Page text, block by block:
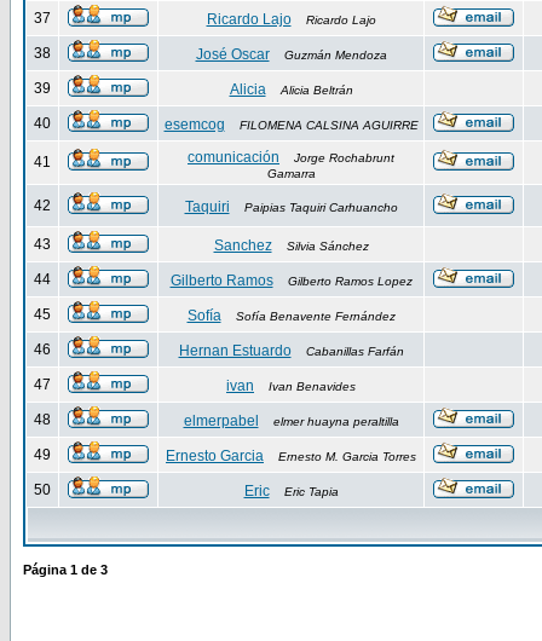
37 Ricardo Lajo Ricardo Lajo
38 José Oscar Guzmán Mendoza
39 Alicia Alicia Beltrán
40 esemcog FILOMENA CALSINA AGUIRRE
41 comunicación
Jorge Rochabrunt
Gamarra
42 Taquiri Paipias Taquiri Carhuancho
43 Sanchez Silvia Sánchez
44 Gilberto Ramos Gilberto Ramos Lopez
45 Sofía Sofía Benavente Fernández
46 Hernan Estuardo Cabanillas Farfán
47 ivan Ivan Benavides
48 elmerpabel elmer huayna peraltilla
49 Ernesto Garcia Ernesto M. Garcia Torres
50 Eric Eric Tapia
Página 1 de 3